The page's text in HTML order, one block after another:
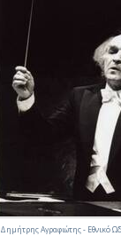
Δημήτρης Αγραφιώτης - Εθνικό